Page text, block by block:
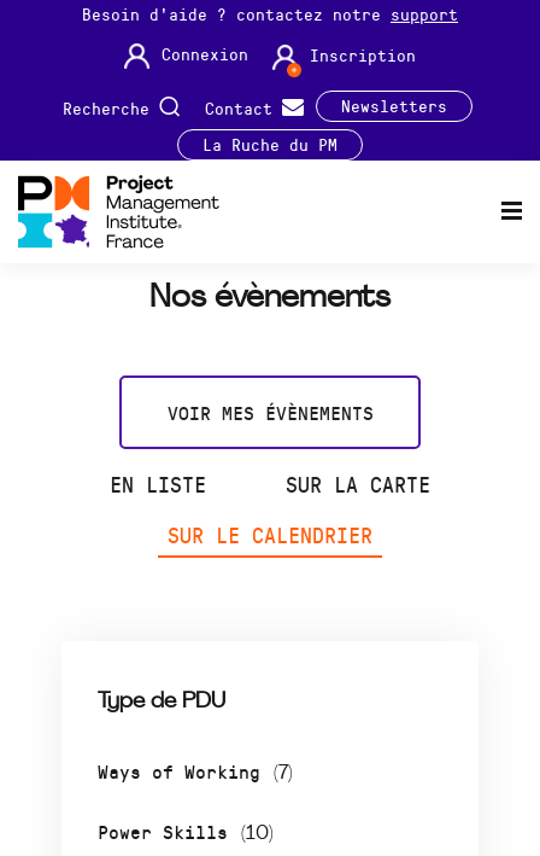
Besoin d'aide ? contactez notre support
Connexion
Inscription
Recherche Contact
Newsletters
La Ruche du PM
Nos évènements
VOIR MES ÉVÈNEMENTS
EN LISTE
SUR LA CARTE
SUR LE CALENDRIER
Type de PDU
Ways of Working (7)
Power Skills (10)